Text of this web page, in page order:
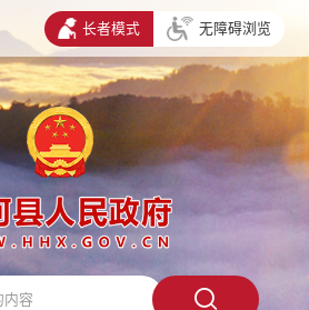
长者模式 无障碍浏览